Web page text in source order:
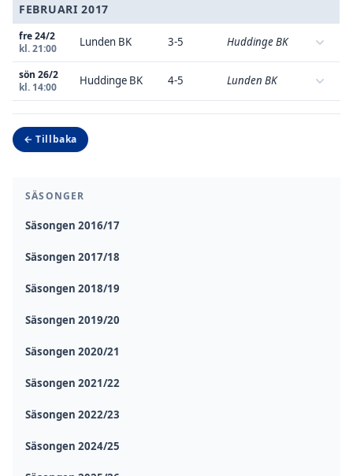
SÄSONGER
Säsongen 2016/17
Säsongen 2017/18
Säsongen 2018/19
Säsongen 2019/20
Säsongen 2020/21
Säsongen 2021/22
Säsongen 2022/23
Säsongen 2024/25
FEBRUARI 2017
fre 24/2
kl. 21:00
Lunden BK 3-5 Huddinge BK
sön 26/2
kl. 14:00
Huddinge BK 4-5 Lunden BK
← Tillbaka